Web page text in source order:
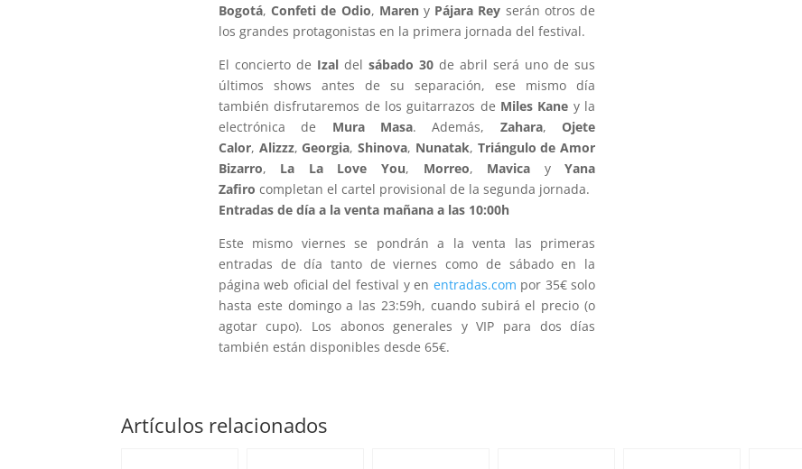
Bogotá,Confeti de Odio, Mareny Pájara Rey serán otros de
los grandes protagonistas en la primera jornada del festival.
El concierto de Izal del sábado 30 de abril será uno de sus
últimos shows antes de su separación, ese mismo día
también disfrutaremos de los guitarrazos de Miles Kane y la
electrónica de Mura Masa. Además, Zahara,Ojete
Calor, Alizzz, Georgia,Shinova, Nunatak, Triángulo de Amor
Bizarro, La La Love You, Morreo, Mavica yYana
Zafiro completan el cartel provisional de la segunda jornada.
Entradas de día a la venta mañana a las 10:00h
Este mismo viernes se pondrán a la venta las primeras
entradas de día tanto de viernes como de sábado en la
página web oficial del festival y en entradas.com por 35€ solo
hasta este domingo a las 23:59h, cuando subirá el precio (o
agotar cupo). Los abonos generales y VIP para dos días
también están disponibles desde 65€.
Artículos relacionados